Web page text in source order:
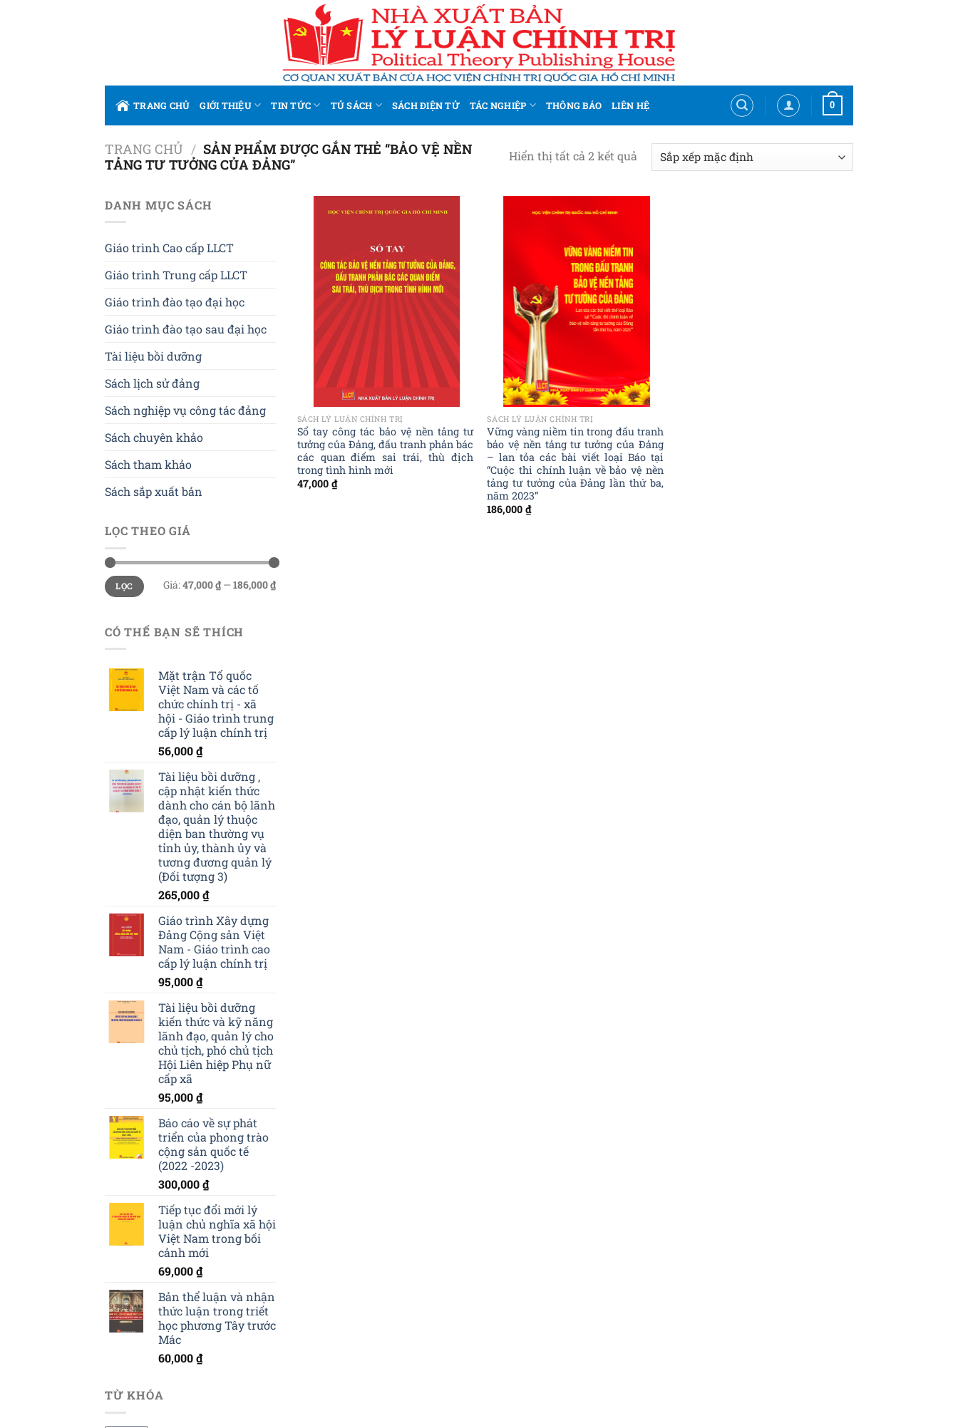
TRANG CHỦ GIỚI THIỆU TIN TỨC TỦ SÁCH SÁCH ĐIỆN TỬ TÁC NGHIỆP THÔNG BÁO LIÊN HỆ 0
TRANG CHỦ / SẢN PHẨM ĐƯỢC GẮN THẺ “BẢO VỆ NỀN
TẢNG TƯ TƯỞNG CỦA ĐẢNG”
Hiển thị tất cả 2 kết quả
DANH MỤC SÁCH
Giáo trình Cao cấp LLCT
Giáo trình Trung cấp LLCT
Giáo trình đào tạo đại học
Giáo trình đào tạo sau đại học
Tài liệu bồi dưỡng
Sách lịch sử đảng
Sách nghiệp vụ công tác đảng
Sách chuyên khảo
Sách tham khảo
Sách sắp xuất bản
LỌC THEO GIÁ
Giá
tối
thiểu
Giá
tối
đa
LỌC Giá:47,000 ₫ — 186,000 ₫
CÓ THỂ BẠN SẼ THÍCH
Mặt trận Tổ quốc
Việt Nam và các tố
chức chính trị - xã
hội - Giáo trình trung
cấp lý luận chính trị
56,000₫
Tài liệu bồi dưỡng ,
cập nhật kiến thức
dành cho cán bộ lãnh
đạo, quản lý thuộc
diện ban thường vụ
tỉnh ủy, thành ủy và
tương đương quản lý
(Đối tượng 3)
265,000₫
Giáo trình Xây dựng
Đảng Cộng sản Việt
Nam - Giáo trình cao
cấp lý luận chính trị
95,000₫
Tài liệu bồi dưỡng
kiến thức và kỹ năng
lãnh đạo, quản lý cho
chủ tịch, phó chủ tịch
Hội Liên hiệp Phụ nữ
cấp xã
95,000₫
Báo cáo về sự phát
triển của phong trào
cộng sản quốc tế
(2022 -2023)
300,000₫
Tiếp tục đổi mới lý
luận chủ nghĩa xã hội
Việt Nam trong bối
cảnh mới
69,000₫
Bản thể luận và nhận
thức luận trong triết
học phương Tây trước
Mác
60,000₫
TỪ KHÓA
SÁCH LÝ LUẬN CHÍNH TRỊ
Sổ tay công tác bảo vệ nền tảng tư
tưởng của Đảng, đấu tranh phản bác
các quan điểm sai trái, thù địch
trong tình hình mới
47,000 ₫
wishlist
SÁCH LÝ LUẬN CHÍNH TRỊ
Vững vàng niềm tin trong đấu tranh
bảo vệ nền tảng tư tưởng của Đảng
– lan tỏa các bài viết loại Báo tại
“Cuộc thi chính luận về bảo vệ nền
tảng tư tưởng của Đảng lần thứ ba,
năm 2023”
186,000₫